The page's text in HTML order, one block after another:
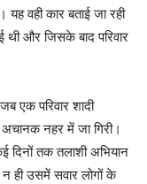
वही कार बताई जा रही
थी और जिसके बाद परिवार
एक परिवार शादी
नहर में जा गिरी।
दिनों तक तलाशी अभियान
ही उसमें सवार लोगों के